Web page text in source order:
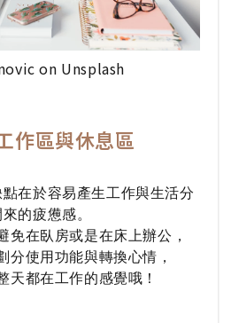
on Unsplash
作區與休息區
在於容易產生工作與生活分
的疲憊感。
免在臥房或是在床上辦公，
分使用功能與轉換心情，
天都在工作的感覺哦！